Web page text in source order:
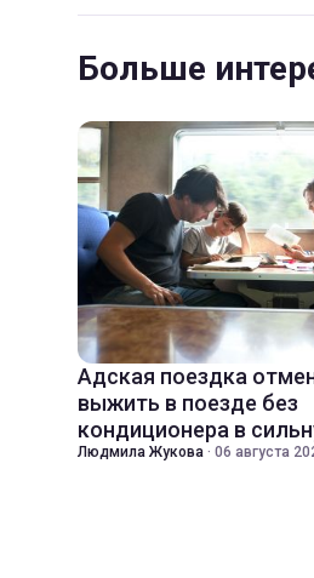
Больше
Адская поездка
выжить в поезде без
кондиционера в
Людмила Жукова · 06 августа